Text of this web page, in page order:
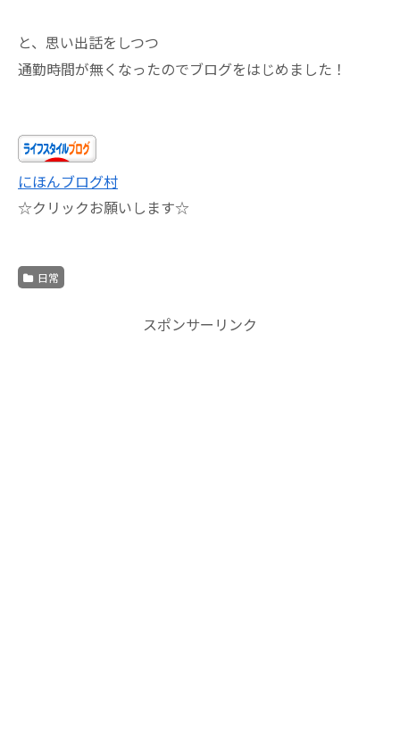
と、思い出話をしつつ
通勤時間が無くなったのでブログをはじめました！
にほんブログ村
☆クリックお願いします☆
日常
スポンサーリンク